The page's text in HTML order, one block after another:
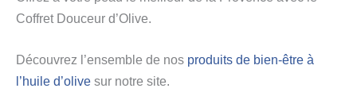
Coffret Douceur d’Olive.
Découvrez l’ensemble de nos produits de bien-être à
l’huile d’olive sur notre site.